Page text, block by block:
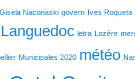
Gisela Naconaski govern Ives Roqueta
Languedoc letra Lozère
Municipales 2020 météo